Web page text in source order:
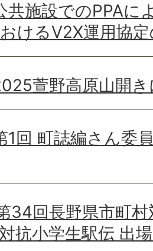
共施設でのPPAに
けるV2X運用協
萱野高原山開
1回 町誌編さん委
34回長野県市町
抗小学生駅伝 出